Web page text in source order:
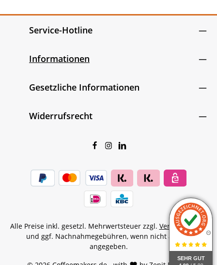
SEHR GUT
Service-Hotline
Informationen
Gesetzliche Informationen
Widerrufsrecht
Alle Preise inkl. gesetzl. Mehrwertsteuer zzgl. Versandkosten
und ggf. Nachnahmegebühren, wenn nicht anders
angegeben.